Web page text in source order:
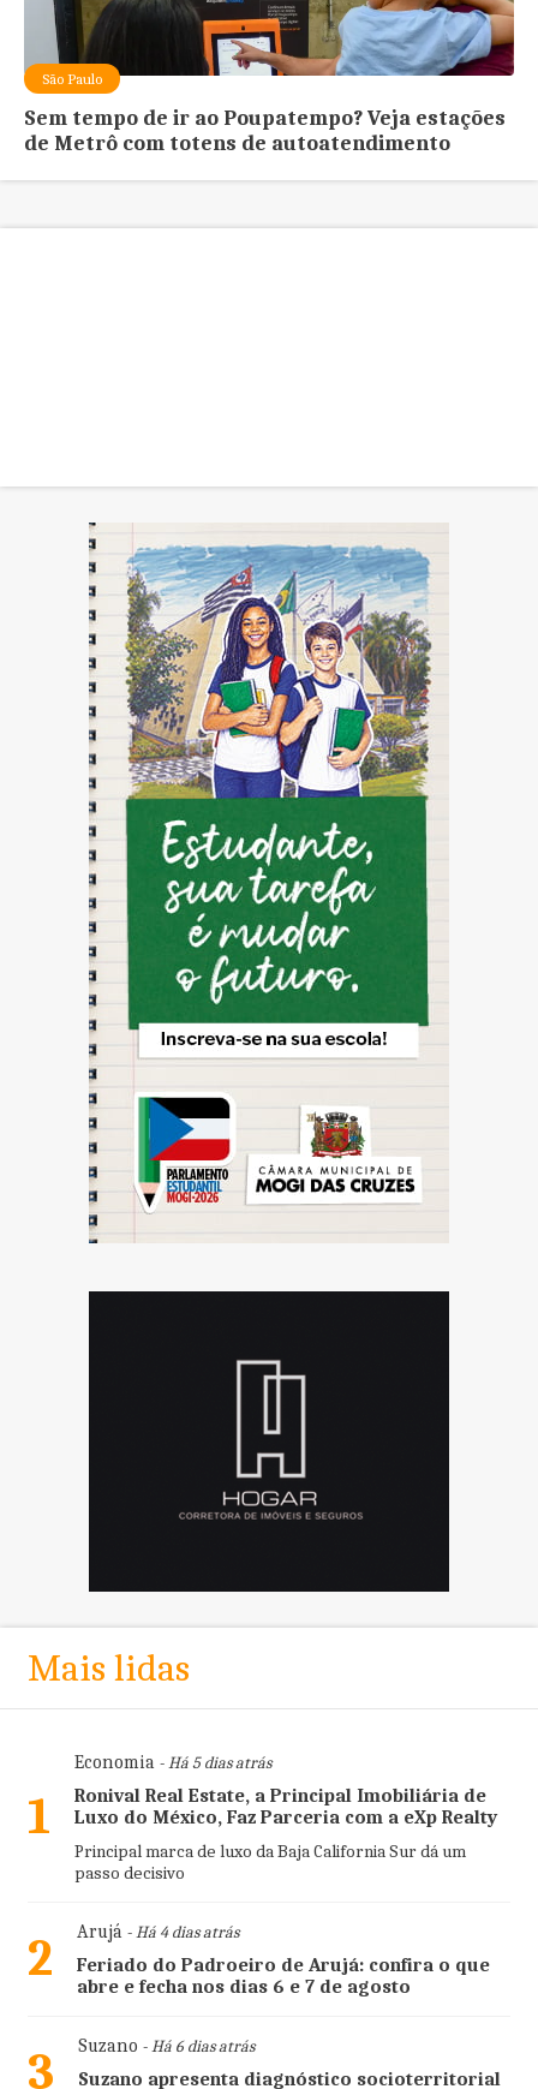
São Paulo
Sem tempo de ir ao Poupatempo? Veja estações
de Metrô com totens de autoatendimento
Mais lidas
1
Economia- Há 5 dias atrás
Ronival Real Estate, a Principal Imobiliária de
Luxo do México, Faz Parceria com a eXp Realty
Principal marca de luxo da Baja California Sur dá um
passo decisivo
2 Arujá- Há 4 dias atrás
Feriado do Padroeiro de Arujá: confira o que
abre e fecha nos dias 6 e 7 de agosto
3 Suzano - Há 6 dias atrás
Suzano apresenta diagnóstico socioterritorial